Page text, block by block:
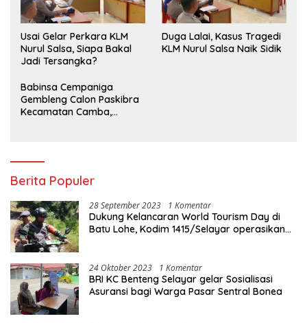
‎Usai Gelar Perkara KLM
Nurul Salsa, Siapa Bakal
Jadi Tersangka?
Duga Lalai, Kasus Tragedi
KLM Nurul Salsa Naik Sidik
Babinsa Cempaniga
Gembleng Calon Paskibra
Kecamatan Camba,
Berita Populer
28 September 2023 1 Komentar
Dukung Kelancaran World Tourism Day di
Batu Lohe, Kodim 1415/Selayar operasikan
24 Oktober 2023 1 Komentar
BRI KC Benteng Selayar gelar Sosialisasi
Asuransi bagi Warga Pasar Sentral Bonea